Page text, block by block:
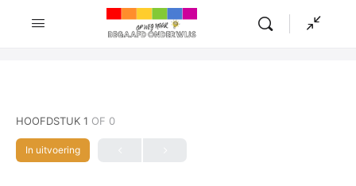
HOOFDSTUK 1 OF 0
In uitvoering